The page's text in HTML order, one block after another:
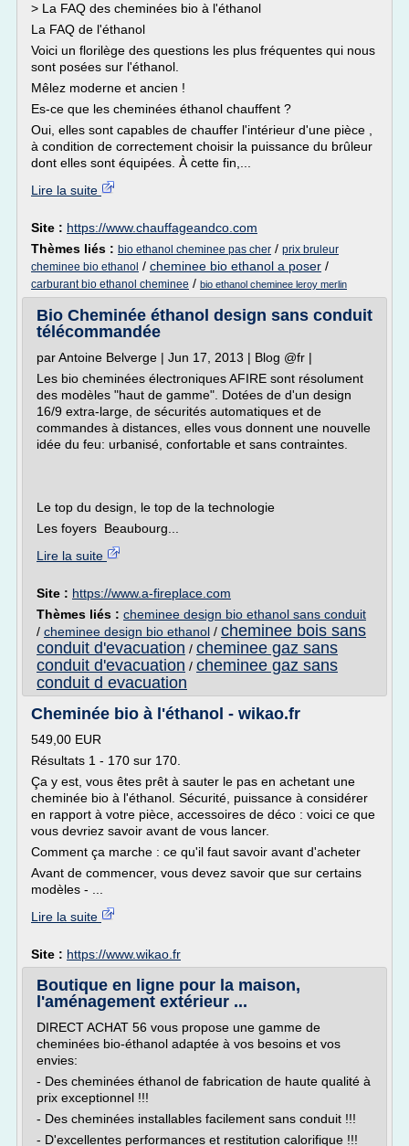
> La FAQ des cheminées bio à l'éthanol
La FAQ de l'éthanol
Voici un florilège des questions les plus fréquentes qui nous
sont posées sur l'éthanol.
Mêlez moderne et ancien !
Es-ce que les cheminées éthanol chauffent ?
Oui, elles sont capables de chauffer l'intérieur d'une pièce ,
à condition de correctement choisir la puissance du brûleur
dont elles sont équipées. À cette fin,...
Lire la suite
Site : https://www.chauffageandco.com
Thèmes liés : bio ethanol cheminee pas cher / prix bruleur
cheminee bio ethanol / cheminee bio ethanol a poser /
carburant bio ethanol cheminee / bio ethanol cheminee leroy merlin
Bio Cheminée éthanol design sans conduit
télécommandée
par Antoine Belverge | Jun 17, 2013 | Blog @fr |
Les bio cheminées électroniques AFIRE sont résolument
des modèles "haut de gamme". Dotées de d'un design
16/9 extra-large, de sécurités automatiques et de
commandes à distances, elles vous donnent une nouvelle
idée du feu: urbanisé, confortable et sans contraintes.
Le top du design, le top de la technologie
Les foyers Beaubourg...
Lire la suite
Site : https://www.a-fireplace.com
Thèmes liés : cheminee design bio ethanol sans conduit
/ cheminee design bio ethanol / cheminee bois sans
conduit d'evacuation / cheminee gaz sans
conduit d'evacuation / cheminee gaz sans
conduit d evacuation
Cheminée bio à l'éthanol - wikao.fr
549,00 EUR
Résultats 1 - 170 sur 170.
Ça y est, vous êtes prêt à sauter le pas en achetant une
cheminée bio à l'éthanol. Sécurité, puissance à considérer
en rapport à votre pièce, accessoires de déco : voici ce que
vous devriez savoir avant de vous lancer.
Comment ça marche : ce qu'il faut savoir avant d'acheter
Avant de commencer, vous devez savoir que sur certains
modèles - ...
Lire la suite
Site : https://www.wikao.fr
Boutique en ligne pour la maison,
l'aménagement extérieur ...
DIRECT ACHAT 56 vous propose une gamme de
cheminées bio-éthanol adaptée à vos besoins et vos
envies:
- Des cheminées éthanol de fabrication de haute qualité à
prix exceptionnel !!!
- Des cheminées installables facilement sans conduit !!!
- D'excellentes performances et restitution calorifique !!!